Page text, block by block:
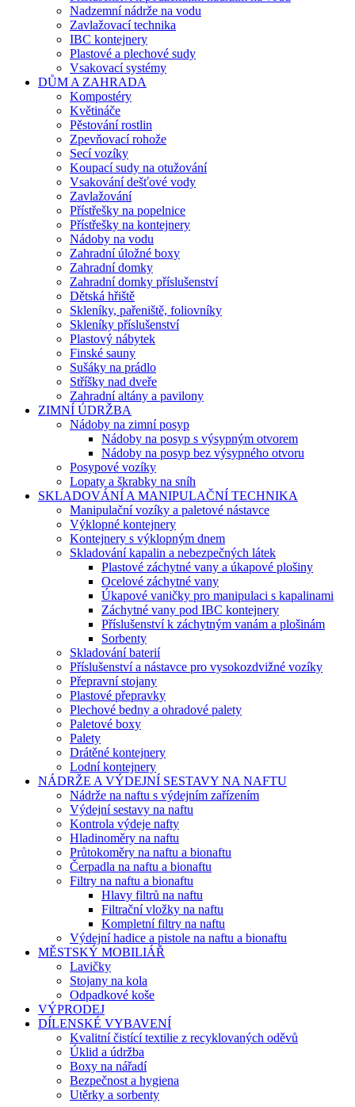
Nadzemní nádrže na vodu
Zavlažovací technika
IBC kontejnery
Plastové a plechové sudy
Vsakovací systémy
DŮM A ZAHRADA
Kompostéry
Květináče
Pěstování rostlin
Zpevňovací rohože
Secí vozíky
Koupací sudy na otužování
Vsakování dešťové vody
Zavlažování
Přístřešky na popelnice
Přístřešky na kontejnery
Nádoby na vodu
Zahradní úložné boxy
Zahradní domky
Zahradní domky příslušenství
Dětská hřiště
Skleníky, pařeniště, foliovníky
Skleníky příslušenství
Plastový nábytek
Finské sauny
Sušáky na prádlo
Stříšky nad dveře
Zahradní altány a pavilony
ZIMNÍ ÚDRŽBA
Nádoby na zimní posyp
Nádoby na posyp s výsypným otvorem
Nádoby na posyp bez výsypného otvoru
Posypové vozíky
Lopaty a škrabky na sníh
SKLADOVÁNÍ A MANIPULAČNÍ TECHNIKA
Manipulační vozíky a paletové nástavce
Výklopné kontejnery
Kontejnery s výklopným dnem
Skladování kapalin a nebezpečných látek
Plastové záchytné vany a úkapové plošiny
Ocelové záchytné vany
Úkapové vaničky pro manipulaci s kapalinami
Záchytné vany pod IBC kontejnery
Příslušenství k záchytným vanám a plošinám
Sorbenty
Skladování baterií
Příslušenství a nástavce pro vysokozdvižné vozíky
Přepravní stojany
Plastové přepravky
Plechové bedny a ohradové palety
Paletové boxy
Palety
Drátěné kontejnery
Lodní kontejnery
NÁDRŽE A VÝDEJNÍ SESTAVY NA NAFTU
Nádrže na naftu s výdejním zařízením
Výdejní sestavy na naftu
Kontrola výdeje nafty
Hladinoměry na naftu
Průtokoměry na naftu a bionaftu
Čerpadla na naftu a bionaftu
Filtry na naftu a bionaftu
Hlavy filtrů na naftu
Filtrační vložky na naftu
Kompletní filtry na naftu
Výdejní hadice a pistole na naftu a bionaftu
MĚSTSKÝ MOBILIÁŘ
Lavičky
Stojany na kola
Odpadkové koše
VÝPRODEJ
DÍLENSKÉ VYBAVENÍ
Kvalitní čistící textilie z recyklovaných oděvů
Úklid a údržba
Boxy na nářadí
Bezpečnost a hygiena
Utěrky a sorbenty